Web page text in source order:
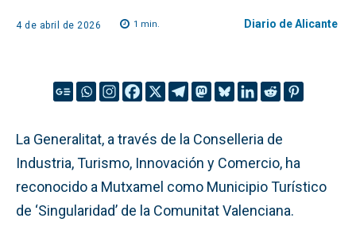
4 de abril de 2026 1 min. Diario de Alicante
La Generalitat, a través de la Conselleria de
Industria, Turismo, Innovación y Comercio, ha
reconocido a Mutxamel como Municipio Turístico
de ‘Singularidad’ de la Comunitat Valenciana.